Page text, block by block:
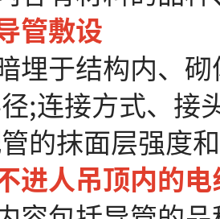
敷设​
于结构内、砌
;连接方式、接
的抹面层强度
人吊顶内的电